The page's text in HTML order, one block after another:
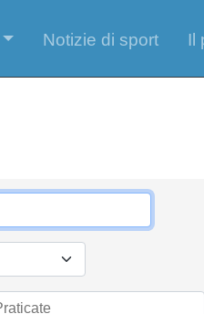
Notizie di sport Il